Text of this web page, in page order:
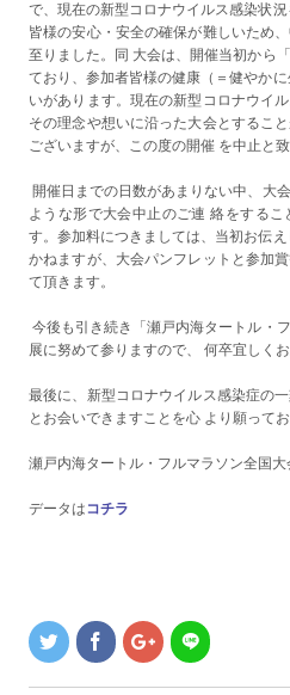
で、現在の新型コロナウイルス感染状
皆様の安心・安全の確保が難しいため
至りました。同 大会は、開催当初から
ており、参加者皆様の健康（＝健やか
いがあります。現在の新型コロナウイ
その理念や想いに沿った大会とするこ
ございますが、この度の開催 を中止と致
開催日までの日数があまりない中、大
ような形で大会中止のご連 絡をする
す。参加料につきましては、当初お伝
かねますが、大会パンフレットと参加
て頂きます。
今後も引き続き「瀬戸内海タートル・
展に努めて参りますので、 何卒宜しく
最後に、新型コロナウイルス感染症の
とお会いできますことを心 より願ってお
瀬戸内海タートル・フルマラソン全国大
データはコチラ